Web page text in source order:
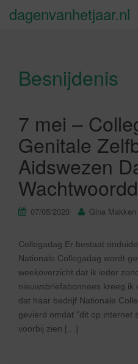
dagenvanhetjaar.nl
Besnijdenis
7 mei –
Genitale
Aidswezen
07/05/2020 Gina Makken
Collegadag Er bestaat
Nationale Collegadag wordt
weekoverzicht dat ik ieder
nieuwsbriefabonnees kreeg
dat haar bedrijf Nationale
gevierd omdat “dit op internet
voorbij zien […]